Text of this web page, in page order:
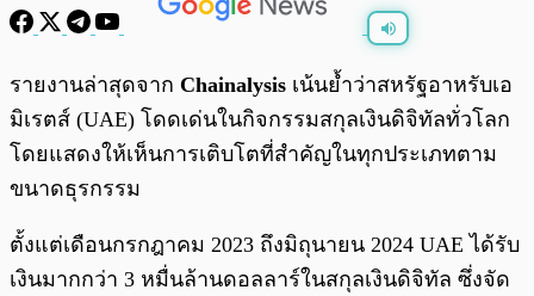
พร้อมเล่น 0:00 0:00
รายงานล่าสุดจาก Chainalysis เน้นย้ำว่าสหรัฐอาหรับเอ
มิเรตส์ (UAE) โดดเด่นในกิจกรรมสกุลเงินดิจิทัลทั่วโลก
โดยแสดงให้เห็นการเติบโตที่สำคัญในทุกประเภทตาม
ขนาดธุรกรรม
ตั้งแต่เดือนกรกฎาคม 2023 ถึงมิถุนายน 2024 UAE ได้รับ
เงินมากกว่า 3 หมื่นล้านดอลลาร์ในสกุลเงินดิจิทัล ซึ่งจัด